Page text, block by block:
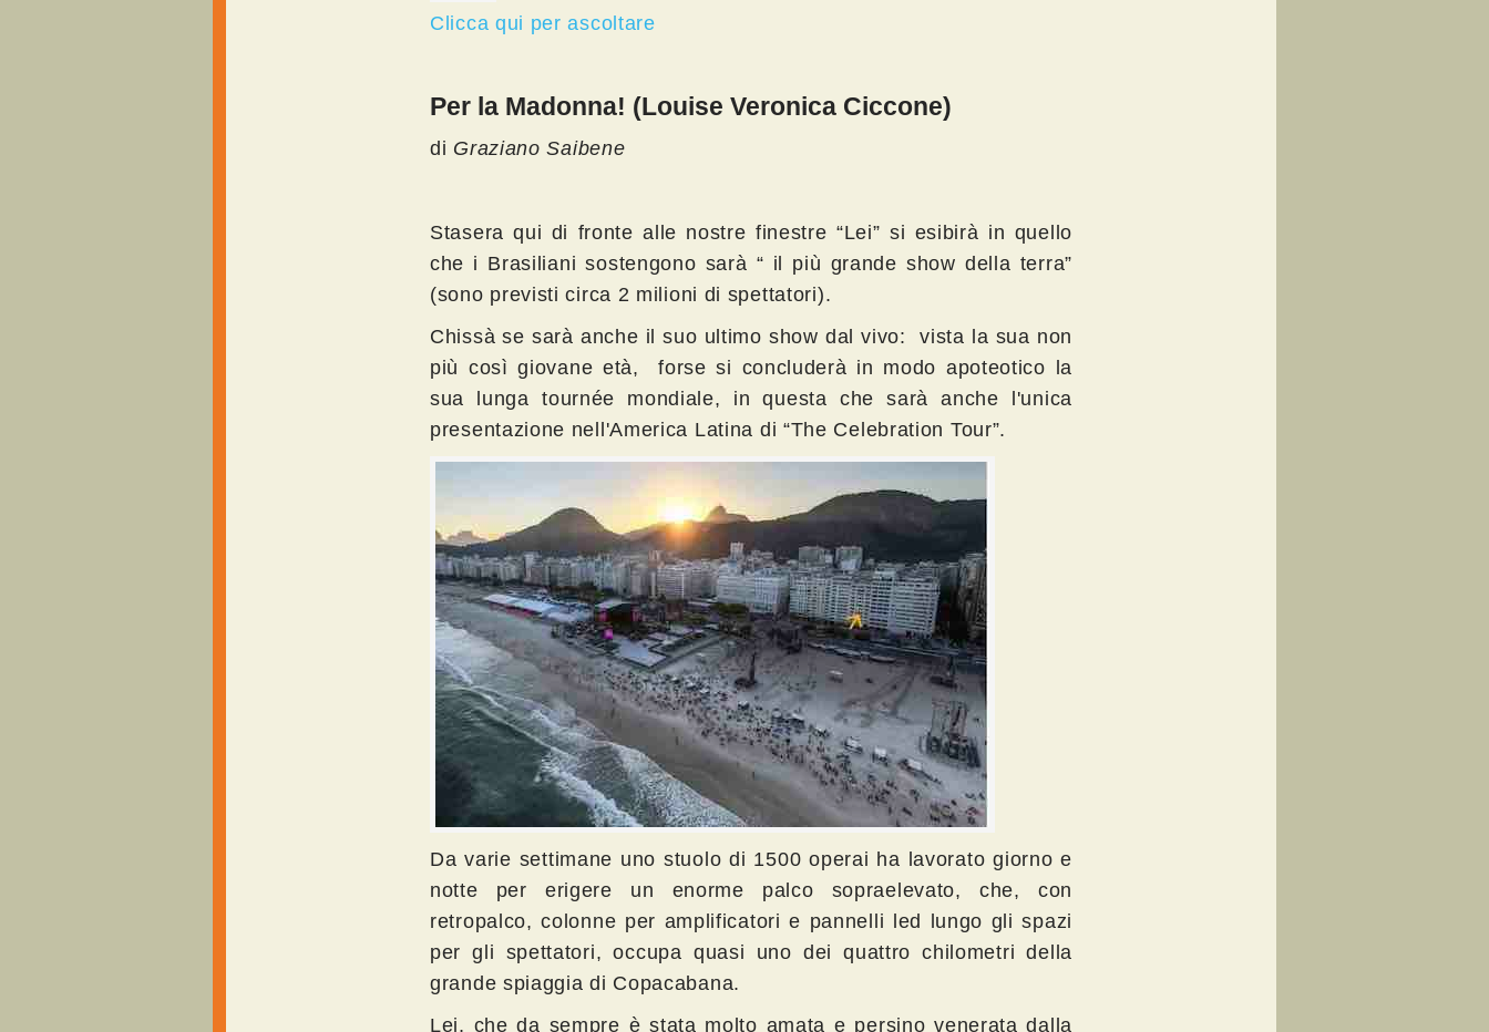
Clicca qui per ascoltare
Per la Madonna! (Louise Veronica Ciccone)
di Graziano Saibene
Stasera qui di fronte alle nostre finestre “Lei” si esibirà in quello
che i Brasiliani sostengono sarà “ il più grande show della terra”
(sono previsti circa 2 milioni di spettatori).
Chissà se sarà anche il suo ultimo show dal vivo: vista la sua non
più così giovane età, forse si concluderà in modo apoteotico la
sua lunga tournée mondiale, in questa che sarà anche l'unica
presentazione nell'America Latina di “The Celebration Tour”.
Da varie settimane uno stuolo di 1500 operai ha lavorato giorno e
notte per erigere un enorme palco sopraelevato, che, con
retropalco, colonne per amplificatori e pannelli led lungo gli spazi
per gli spettatori, occupa quasi uno dei quattro chilometri della
grande spiaggia di Copacabana.
Lei, che da sempre è stata molto amata e persino venerata dalla